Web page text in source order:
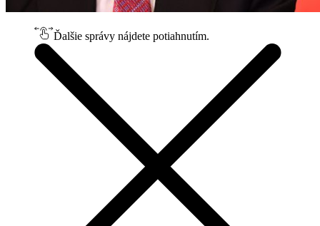
Ďalšie správy nájdete potiahnutím.